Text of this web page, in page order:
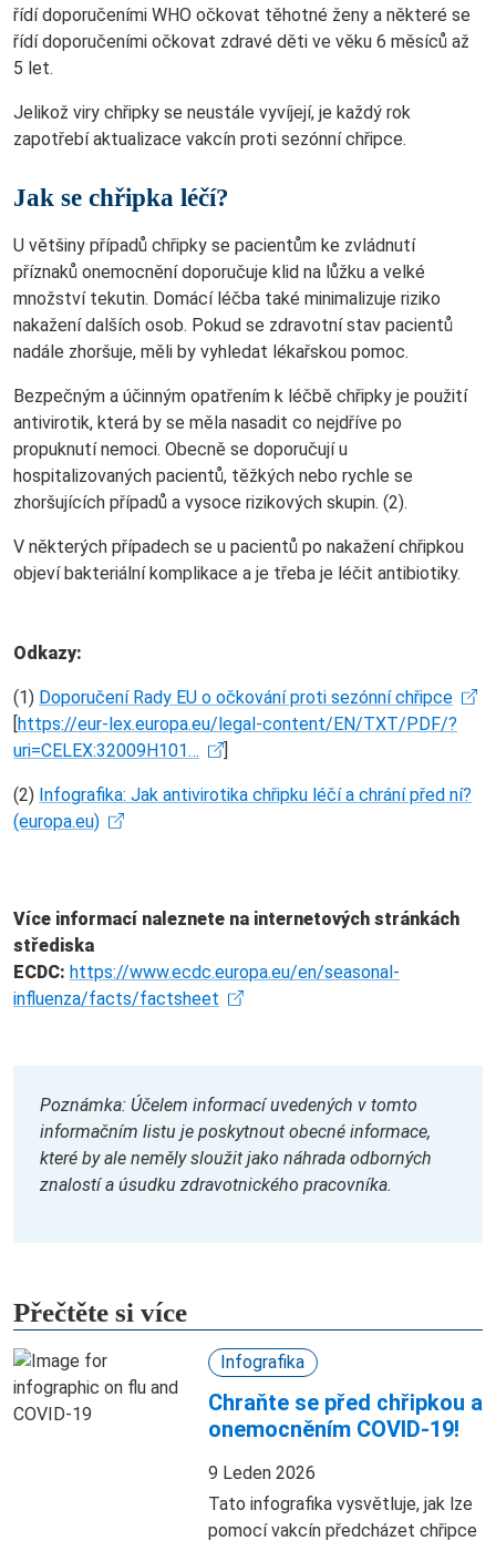
řídí doporučeními WHO očkovat těhotné ženy a některé se
řídí doporučeními očkovat zdravé děti ve věku 6 měsíců až
5 let.
Jelikož viry chřipky se neustále vyvíjejí, je každý rok
zapotřebí aktualizace vakcín proti sezónní chřipce.
Jak se chřipka léčí?
U většiny případů chřipky se pacientům ke zvládnutí
příznaků onemocnění doporučuje klid na lůžku a velké
množství tekutin. Domácí léčba také minimalizuje riziko
nakažení dalších osob. Pokud se zdravotní stav pacientů
nadále zhoršuje, měli by vyhledat lékařskou pomoc.
Bezpečným a účinným opatřením k léčbě chřipky je použití
antivirotik, která by se měla nasadit co nejdříve po
propuknutí nemoci. Obecně se doporučují u
hospitalizovaných pacientů, těžkých nebo rychle se
zhoršujících případů a vysoce rizikových skupin. (2).
V některých případech se u pacientů po nakažení chřipkou
objeví bakteriální komplikace a je třeba je léčit antibiotiky.
Odkazy:
(1) Doporučení Rady EU o očkování proti sezónní chřipce
[https://eur-lex.europa.eu/legal-content/EN/TXT/PDF/?
uri=CELEX:32009H101…
]
(2) Infografika: Jak antivirotika chřipku léčí a chrání před ní?
(europa.eu)
Více informací naleznete na internetových stránkách
střediska
ECDC: https://www.ecdc.europa.eu/en/seasonal-
influenza/facts/factsheet
Poznámka: Účelem informací uvedených v tomto
informačním listu je poskytnout obecné informace,
které by ale neměly sloužit jako náhrada odborných
znalostí a úsudku zdravotnického pracovníka.
Přečtěte si více
Infografika
Chraňte se před chřipkou a
onemocněním COVID-19!
9 Leden 2026
Tato infografika vysvětluje, jak lze
pomocí vakcín předcházet chřipce